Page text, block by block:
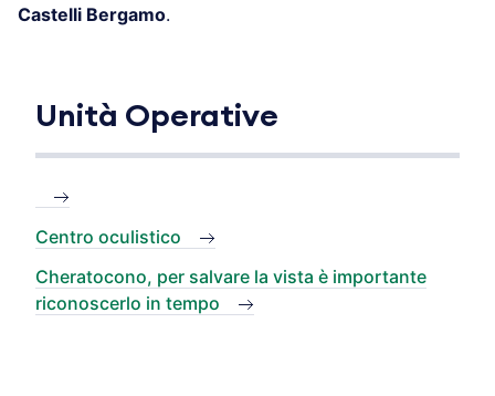
Castelli Bergamo.
Unità Operative
Centro oculistico
Cheratocono, per salvare la vista è importante
riconoscerlo in tempo